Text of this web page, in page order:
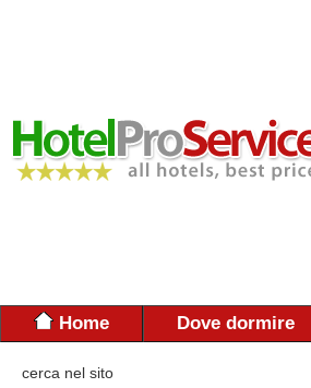
Home Dove dormire
cerca nel sito